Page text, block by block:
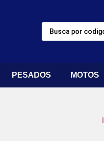
PESADOS MOTOS